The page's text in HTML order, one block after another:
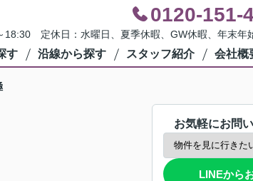
0120-151-
18:30 定休日：水曜日、夏季休暇、GW休暇、年末年
す 沿線から探す スタッフ紹介 会社概
お気軽にお問
LINEから